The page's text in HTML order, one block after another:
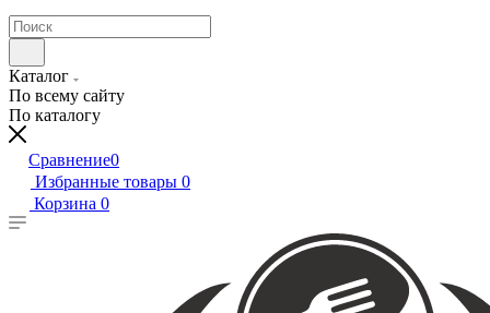
Каталог
По всему сайту
По каталогу
Сравнение0
Избранные товары 0
Корзина 0